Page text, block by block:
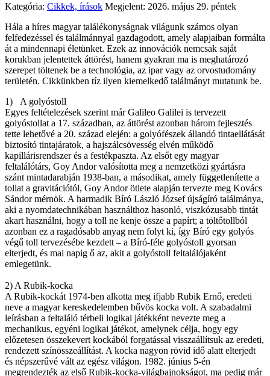
Kategória: Cikkek, írások Megjelent: 2026. május 29. péntek
Hála a híres magyar találékonyságnak világunk számos olyan
felfedezéssel és találmánnyal gazdagodott, amely alapjaiban formálta
át a mindennapi életünket. Ezek az innovációk nemcsak saját
korukban jelentettek áttörést, hanem gyakran ma is meghatározó
szerepet töltenek be a technológia, az ipar vagy az orvostudomány
területén. Cikkünkben tíz ilyen kiemelkedő találmányt mutatunk be.
1) A golyóstoll
Egyes feltételezések szerint már Galileo Galilei is tervezett
golyóstollat a 17. században, az áttörést azonban három fejlesztés
tette lehetővé a 20. század elején: a golyófészek állandó tintaellátását
biztosító tintajáratok, a hajszálcsövesség elvén működő
kapillárisrendszer és a festékpaszta. Az elsőt egy magyar
feltalálótárs, Goy Andor valósította meg a nemzetközi gyártásra
szánt mintadarabján 1938-ban, a másodikat, amely függetlenítette a
tollat a gravitációtól, Goy Andor ötlete alapján tervezte meg Kovács
Sándor mérnök. A harmadik Bíró László József újságíró találmánya,
aki a nyomdatechnikában használthoz hasonló, viszkózusabb tintát
akart használni, hogy a toll ne kenje össze a papírt; a töltőtollból
azonban ez a ragadósabb anyag nem folyt ki, így Bíró egy golyós
végű toll tervezésébe kezdett – a Bíró-féle golyóstoll gyorsan
elterjedt, és mai napig ő az, akit a golyóstoll feltalálójaként
emlegetünk.
2) A Rubik-kocka
A Rubik-kockát 1974-ben alkotta meg ifjabb Rubik Ernő, eredeti
neve a magyar kereskedelemben bűvös kocka volt. A szabadalmi
leírásban a feltaláló térbeli logikai játékként nevezte meg a
mechanikus, egyéni logikai játékot, amelynek célja, hogy egy
előzetesen összekevert kockából forgatással visszaállítsuk az eredeti,
rendezett színösszeállítást. A kocka nagyon rövid idő alatt elterjedt
és népszerűvé vált az egész világon. 1982. június 5-én
megrendezték az első Rubik-kocka-világbajnokságot, ma pedig már